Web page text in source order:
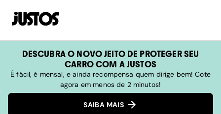
DESCUBRA O NOVO JEITO DE PROTEGER SEU
CARRO COM A JUSTOS
É fácil, é mensal, e ainda recompensa quem dirige bem! Cote
agora em menos de 2 minutos!
SAIBA MAIS